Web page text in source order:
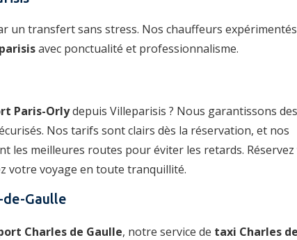
un transfert sans stress. Nos chauffeurs expérimentés
avec ponctualité et professionnalisme.
Paris-Orlydepuis Villeparisis ? Nous garantissons des
Nos tarifs sont clairs dès la réservation, et nos
les meilleures routes pour éviter les retards.
votre voyage en toute tranquillité.
Gaulle
Charles de Gaulle, notre service de taxi Charles de